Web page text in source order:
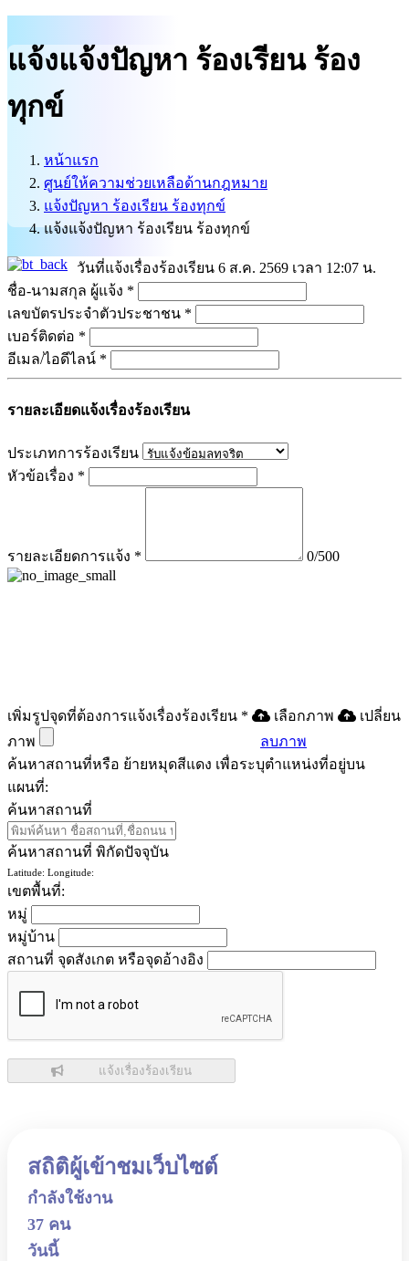
แจ้งแจ้งปัญหา ร้องเรียน ร้อง
ทุกข์
หน้าแรก
ศูนย์ให้ความช่วยเหลือด้านกฎหมาย
แจ้งปัญหา ร้องเรียน ร้องทุกข์
แจ้งแจ้งปัญหา ร้องเรียน ร้องทุกข์
วันที่แจ้งเรื่องร้องเรียน 6 ส.ค. 2569 เวลา 12:07 น.
ชื่อ-นามสกุล ผู้แจ้ง *
เลขบัตรประจำตัวประชาชน *
เบอร์ติดต่อ *
อีเมล/ไอดีไลน์ *
รายละเอียดแจ้งเรื่องร้องเรียน
ประเภทการร้องเรียน
หัวข้อเรื่อง *
รายละเอียดการแจ้ง * 0/500
เพิ่มรูปจุดที่ต้องการแจ้งเรื่องร้องเรียน * เลือกภาพ
เปลี่ยน
ภาพ
ลบภาพ
ค้นหาสถานที่หรือ ย้ายหมุดสีแดง เพื่อระบุตำแหน่งที่อยู่บน
แผนที่:
ค้นหาสถานที่
ค้นหาสถานที่ พิกัดปัจจุบัน
Latitude: Longitude:
เขตพื้นที่:
หมู่
หมู่บ้าน
สถานที่ จุดสังเกต หรือจุดอ้างอิง
แจ้งเรื่องร้องเรียน
สถิติผู้เข้าชมเว็บไซต์
กำลังใช้งาน
37 คน
วันนี้